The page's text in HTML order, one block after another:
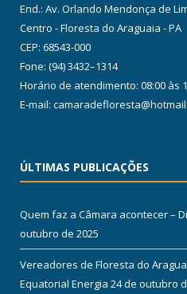
End.: Av. Orlando Mendonça de
Centro - Floresta do Araguaia - PA
CEP: 68543-000
Fone: (94) 3432–1314
Horário de atendimento: 08:00 às
E-mail:
ÚLTIMAS PUBLICAÇÕES
Quem faz a Câmara acontecer –
outubro de 2025
Vereadores de Floresta do
Equatorial Energia 24 de outubro